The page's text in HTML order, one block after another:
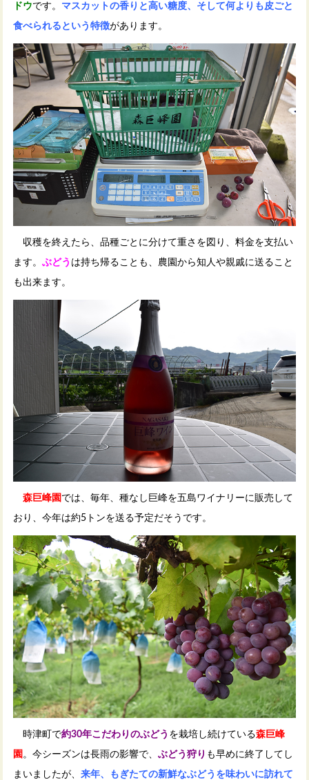
ドウです。 マスカットの香りと高い糖度、そして何よりも皮ごと
食べられるという特徴があります。
収穫を終えたら、品種ごとに分けて重さを図り、料金を支払い
ます。ぶどう は持ち帰ることも、農園から知人や親戚に送ること
も出来ます。
森巨峰園 では、毎年、種なし巨峰を五島ワイナリーに販売して
おり、今年は約5トンを送る予定だそうです。
時津町で約30年こだわりのぶどう を栽培し続けている森巨峰
園 。今シーズンは長雨の影響で、ぶどう狩り も早めに終了してし
まいましたが、来年、 もぎたての新鮮なぶどうを味わいに訪れて